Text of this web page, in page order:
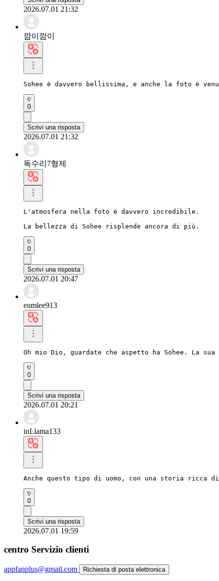
2026.07.01 21:32
깜이깜이
Sohee è davvero bellissima, e anche la foto è
0
Scrivi una risposta
2026.07.01 21:32
독수리7형제
L'atmosfera nella foto è davvero incredibile.
La bellezza di Sohee risplende ancora di più.
0
Scrivi una risposta
2026.07.01 20:47
eumlee913
Oh mio Dio, guardate che aspetto ha Sohee. La
0
Scrivi una risposta
2026.07.01 20:21
inLlama133
Anche questo tipo di uomo, con una storia ricca
0
Scrivi una risposta
2026.07.01 19:59
centro Servizio clienti
appfanplus@gmail.com Richiesta di posta elettronica